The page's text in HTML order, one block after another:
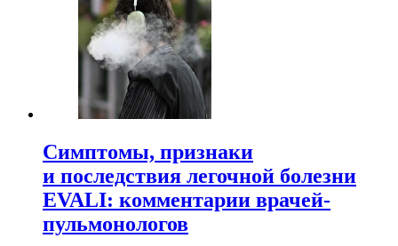
Симптомы, признаки
и последствия легочной болезни
EVALI: комментарии врачей-
пульмонологов